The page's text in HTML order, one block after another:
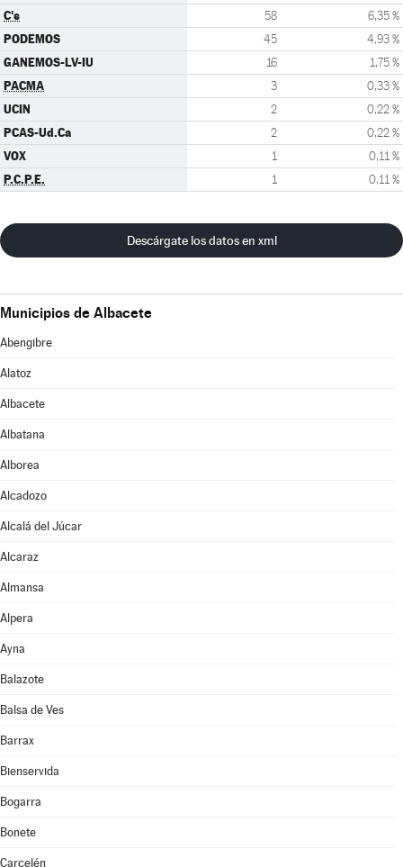
C's 58 6,35 %
PODEMOS 45 4,93 %
GANEMOS-LV-IU 16 1,75 %
PACMA 3 0,33 %
UCIN 2 0,22 %
PCAS-Ud.Ca 2 0,22 %
VOX 1 0,11 %
P.C.P.E. 1 0,11 %
Descárgate los datos en xml
Municipios de Albacete
Abengibre
Alatoz
Albacete
Albatana
Alborea
Alcadozo
Alcalá del Júcar
Alcaraz
Almansa
Alpera
Ayna
Balazote
Balsa de Ves
Barrax
Bienservida
Bogarra
Bonete
Carcelén